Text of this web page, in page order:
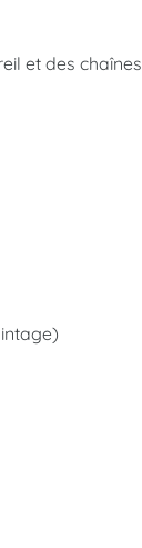
et des chaînes